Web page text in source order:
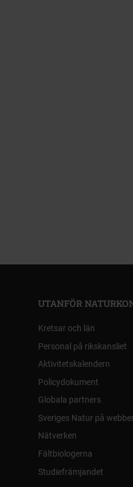
UTANFÖR
Kretsar och län
Personal på rikskansliet
Aktivitetskalendern
Policydokument
Globala partners
Sveriges Natur på
Nätverken
Fältbiologerna
Studiefrämjandet